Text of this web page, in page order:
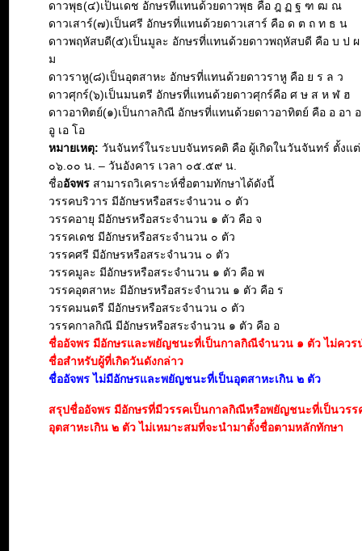
ดาวพุธ(๔)เป็นเดช อักษรที่แทนด้วยดาวพุธ คือ ฎ ฏ ฐ ฑ ฒ ณ
ดาวเสาร์(๗)เป็นศรี อักษรที่แทนด้วยดาวเสาร์ คือ ด ต ถ ท ธ น
ดาวพฤหัสบดี(๕)เป็นมูละ อักษรที่แทนด้วยดาวพฤหัสบดี คือ บ ป
ม
ดาวราหู(๘)เป็นอุตสาหะ อักษรที่แทนด้วยดาวราหู คือ ย ร ล ว
ดาวศุกร์(๖)เป็นมนตรี อักษรที่แทนด้วยดาวศุกร์คือ ศ ษ ส ห ฬ ฮ
ดาวอาทิตย์(๑)เป็นกาลกิณี อักษรที่แทนด้วยดาวอาทิตย์ คือ อ อา
อู เอ โอ
หมายเหตุ: วันจันทร์ในระบบจันทรคติ คือ ผู้เกิดในวันจันทร์ ตั้งแต่
๐๖.๐๐ น. – วันอังคาร เวลา ๐๕.๕๙ น.
ชื่ออัจพร สามารถวิเคราะห์ชื่อตามทักษาได้ดังนี้
วรรคบริวาร มีอักษรหรือสระจำนวน ๐ ตัว
วรรคอายุ มีอักษรหรือสระจำนวน ๑ ตัว คือ จ
วรรคเดช มีอักษรหรือสระจำนวน ๐ ตัว
วรรคศรี มีอักษรหรือสระจำนวน ๐ ตัว
วรรคมูละ มีอักษรหรือสระจำนวน ๑ ตัว คือ พ
วรรคอุตสาหะ มีอักษรหรือสระจำนวน ๑ ตัว คือ ร
วรรคมนตรี มีอักษรหรือสระจำนวน ๐ ตัว
วรรคกาลกิณี มีอักษรหรือสระจำนวน ๑ ตัว คือ อ
ชื่ออัจพร มีอักษรและพยัญชนะที่เป็นกาลกิณีจำนวน ๑ ตัว ไม่ควร
ชื่อสำหรับผู้ที่เกิดวันดังกล่าว
ชื่ออัจพร ไม่มีอักษรและพยัญชนะที่เป็นอุตสาหะเกิน ๒ ตัว
สรุปชื่ออัจพร มีอักษรที่มีวรรคเป็นกาลกิณีหรือพยัญชนะที่เป็นวรร
อุตสาหะเกิน ๒ ตัว ไม่เหมาะสมที่จะนำมาตั้งชื่อตามหลักทักษา